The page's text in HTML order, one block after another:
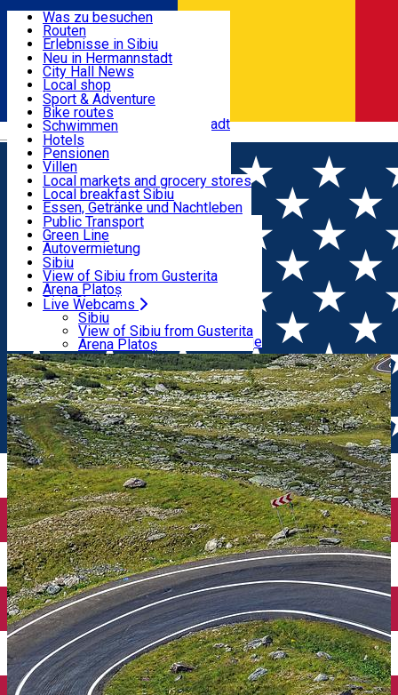
Română
Nützliche informationen
Aktivitäten & Abenteuer
Unterkunft
Essen, Getränke & Nachtleben
Transport & Parken
Live Webcams
Was zu besuchen
Routen
Erlebnisse in Sibiu
Podcast
Kultur
Museen
Kirchen
Parks, Zoo
Im Umkreis von Hermannstadt
Neu in Hermannstadt
City Hall News
Local shop
Sibiu Handwerker
Sibiul Verde
Public services
Bildung
Wie komme ich nach Sibiu?
Touristeninfo
Reiseführer
Guided tours
Local publication
Schönheitssalon
Sport & Adventure
Bike routes
Schwimmen
Reiten
Fitnessstudio
Loc de joacă indoor
Loc de joacă outdoor
Ski
Eislaufen
Yoga
Hotels
Pensionen
Villen
Hostels
Motels
Camping
Zimmer zu vermieten
Wohnungen
Unterkunft außerhalb von Sibiu
Local markets and grocery stores
Local breakfast Sibiu
Essen, Getränke und Nachtleben
Pizza
Fast Food
Kaffeestube
Konditorei
Pub, Bar
Nachtclubs
Bäckerei
Public Transport
Green Line
Autovermietung
Fahrad verleih
Scooter rentals
Taxi
Ride Sharing
Park-Tickets
Parkplätze
Ladestationen für Elektrofahrzeuge
Sibiu
View of Sibiu from Gusterita
Arena Platoș
Live Webcams
Sibiu
View of Sibiu from Gusterita
Arena Platoș
Home Touristisches Ziel
Die Transfogarascher
Hochstraße